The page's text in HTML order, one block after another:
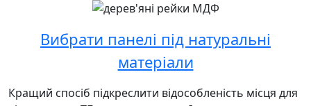
Вибрати панелі під натуральні
матеріали
Кращий спосіб підкреслити відособленість місця для